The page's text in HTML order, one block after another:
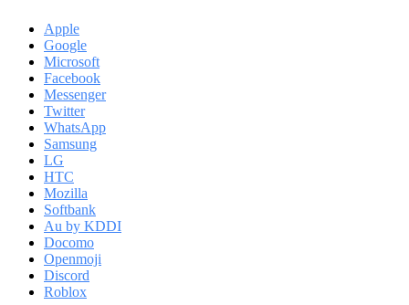
Apple
Google
Microsoft
Facebook
Messenger
Twitter
WhatsApp
Samsung
LG
HTC
Mozilla
Softbank
Au by KDDI
Docomo
Openmoji
Discord
Roblox